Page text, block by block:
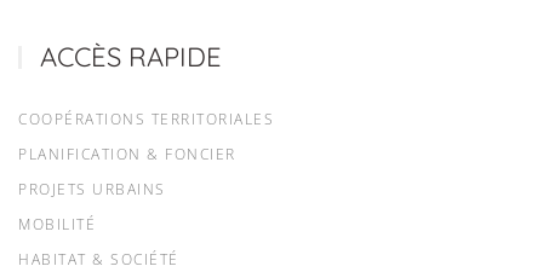
ACCÈS RAPIDE
COOPÉRATIONS TERRITORIALES
PLANIFICATION & FONCIER
PROJETS URBAINS
MOBILITÉ
HABITAT & SOCIÉTÉ